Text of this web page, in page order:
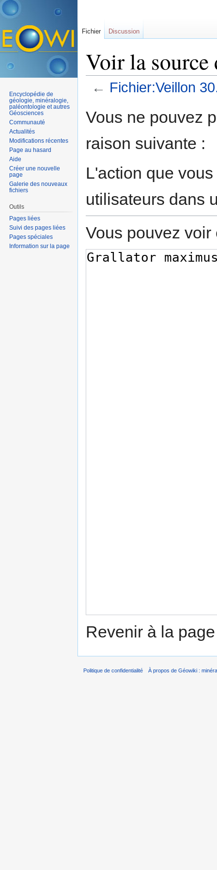
Voir la
← Fichier:Veillon
Vous ne pouvez
raison suivante :
L'action que
utilisateurs dans
Vous pouvez
Revenir à la
Fichier Discussion
Encyclopédie de
géologie, minéralogie,
paléontologie et autres
Géosciences
Communauté
Actualités
Modifications récentes
Page au hasard
Aide
Créer une nouvelle
page
Galerie des nouveaux
fichiers
Outils
Pages liées
Suivi des pages liées
Pages spéciales
Information sur la page
Politique de confidentialité À propos de Géowiki :